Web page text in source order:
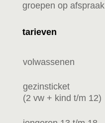
groepen op afspraak
tarieven
volwassenen
gezinsticket
(2 vw + kind t/m 12)